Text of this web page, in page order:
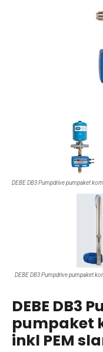
DEBE DB3 Pumpdrive pumpaket
DEBE DB3 Pumpdrive pumpaket
DEBE DB3
pumpaket
inkl PEM